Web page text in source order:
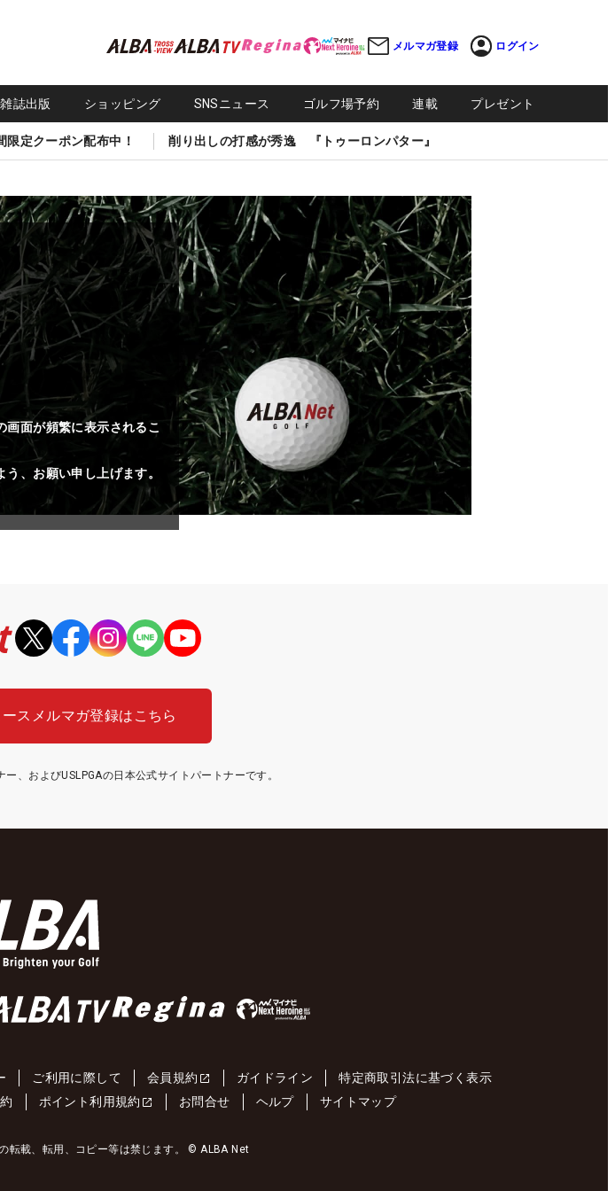
メルマガ登録 ログイン
雑誌出版 ショッピング SNSニュース ゴルフ場予約 連載 プレゼント
限定クーポン配布中！ 削り出しの打感が秀逸 『トゥーロンパター』
面が頻繁に表示されるこ
、お願い申し上げます。
ス メルマガ登録はこちら
、およびUSLPGAの日本公式サイトパートナーです。
ご利用に際して 会員規約 ガイドライン
特定商取引法に基づく表示
ポイント利用規約 お問合せ ヘルプ サイトマップ
転載、転用、コピー等は禁じます。 © ALBA Net